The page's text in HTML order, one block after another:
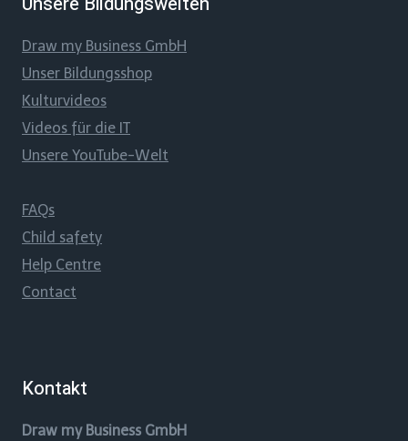
Draw my Business GmbH
Unser Bildungsshop
Kulturvideos
Videos für die IT
Unsere YouTube-Welt
FAQs
Child safety
Help Centre
Contact
Kontakt
Draw my Business GmbH